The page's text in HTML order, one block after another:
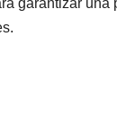
garantizar una